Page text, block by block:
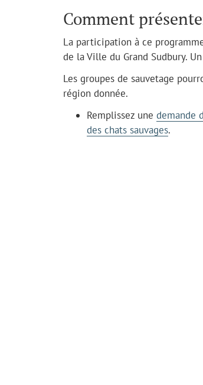
Comment
La participation à ce
de la Ville du Grand Sudbury.
Les groupes de sauvetage
région donnée.
Remplissez une demande
des chats sauvages.